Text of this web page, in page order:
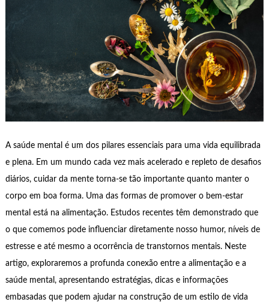
A saúde mental é um dos pilares essenciais para uma vida equilibrada
e plena. Em um mundo cada vez mais acelerado e repleto de desafios
diários, cuidar da mente torna-se tão importante quanto manter o
corpo em boa forma. Uma das formas de promover o bem-estar
mental está na alimentação. Estudos recentes têm demonstrado que
o que comemos pode influenciar diretamente nosso humor, níveis de
estresse e até mesmo a ocorrência de transtornos mentais. Neste
artigo, exploraremos a profunda conexão entre a alimentação e a
saúde mental, apresentando estratégias, dicas e informações
embasadas que podem ajudar na construção de um estilo de vida